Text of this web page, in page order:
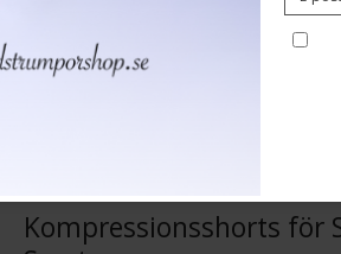
Kompressionsshorts för